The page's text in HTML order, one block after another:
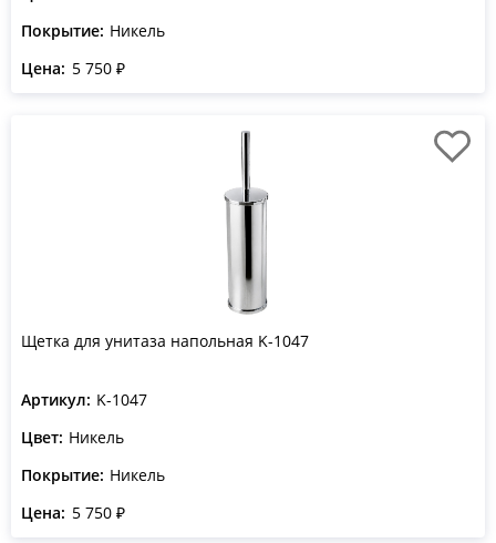
Покрытие: Никель
Цена: 5 750 ₽
Щетка для унитаза напольная K-1047
Артикул: K-1047
Цвет: Никель
Покрытие: Никель
Цена: 5 750 ₽